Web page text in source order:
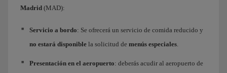
Madrid (MAD):
Servicio a bordo: Se ofrecerá un servicio de comida reducido y
no estará disponible la solicitud de menús especiales.
Presentación en el aeropuerto: deberás acudir al aeropuerto de